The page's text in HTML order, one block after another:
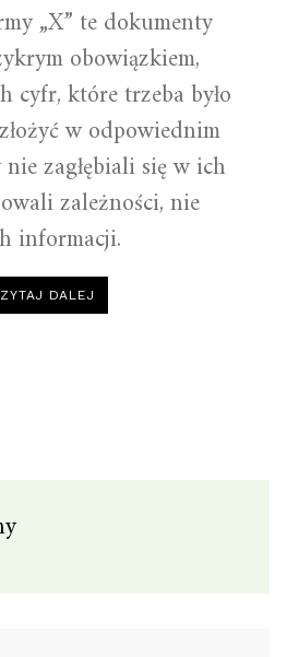
„X” te dokumenty
obowiązkiem,
cyfr, które trzeba było
w odpowiednim
zagłębiali się w ich
zależności, nie
informacji.
DALEJ